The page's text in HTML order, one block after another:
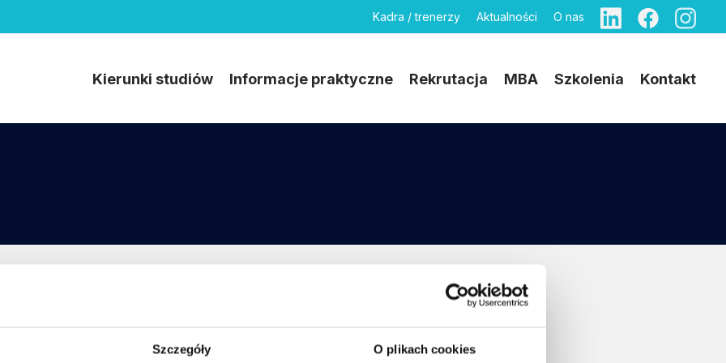
Szczegóły O plikach cookies
Kadra / trenerzy Aktualności O nas
Kierunki studiów Informacje praktyczne Rekrutacja MBA Szkolenia Kontakt
Beata Tarczoń